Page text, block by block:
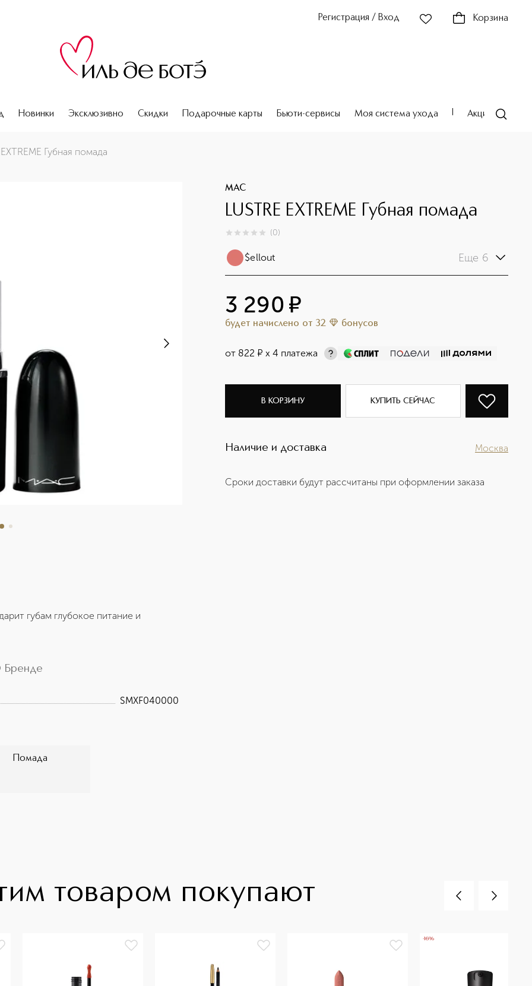
Регистрация / Вход Корзина
Новинки Эксклюзивно Скидки Подарочные карты Бьюти-сервисы Моя система ухода Акции
Губная помада
MAC
LUSTRE EXTREME Губная помада
0из 0 (0)
$ellout Еще 6
3 290 ¤
будет начислено от 32 бонусов
от 822 ¤ х 4 платежа
В КОРЗИНУ КУПИТЬ СЕЙЧАС
Наличие и доставка Москва
Сроки доставки будут рассчитаны при оформлении заказа
губам глубокое питание и
SMXF040000
Помада
товаром покупают
-16%